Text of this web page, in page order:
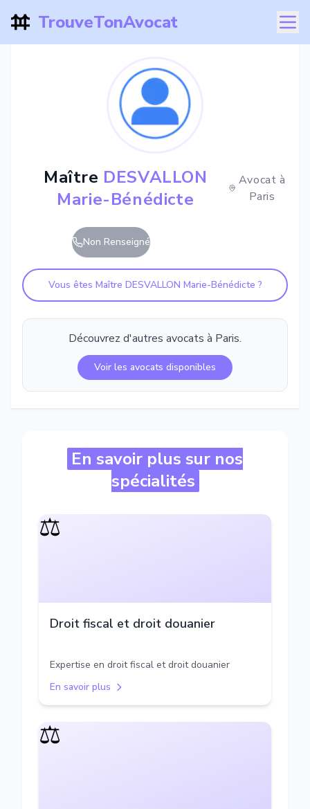
TrouveTonAvocat
Maître DESVALLON
Marie-Bénédicte
Avocat à
Paris
Non Renseigné
Vous êtes Maître DESVALLON Marie-Bénédicte ?
Découvrez d'autres avocats à Paris.
Voir les avocats disponibles
En savoir plus sur nos
spécialités
⚖️
Droit fiscal et droit douanier
Expertise en droit fiscal et droit douanier
En savoir plus
⚖️